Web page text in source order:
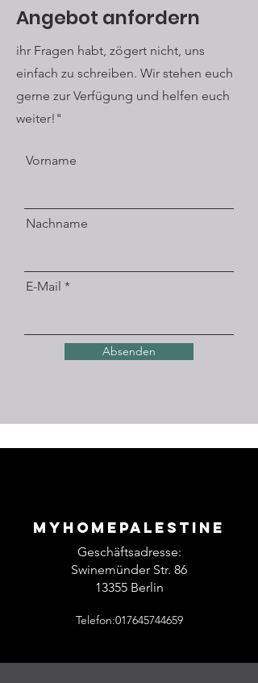
Angebot anfordern
ihr Fragen habt, zögert nicht, uns
einfach zu schreiben. Wir stehen euch
gerne zur Verfügung und helfen euch
weiter!"
Vorname
Nachname
E-Mail
Absenden
Myhomepalestine
Geschäftsadresse:
Swinemünder Str. 86
13355 Berlin
Telefon:017645744659